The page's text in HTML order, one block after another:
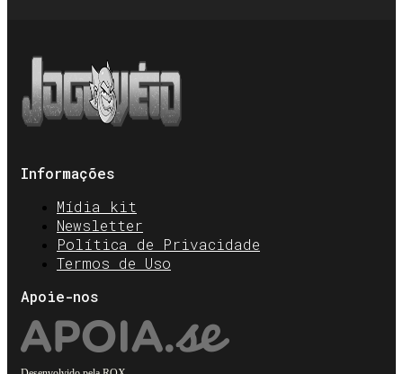
Informações
Mídia kit
Newsletter
Política de Privacidade
Termos de Uso
Apoie-nos